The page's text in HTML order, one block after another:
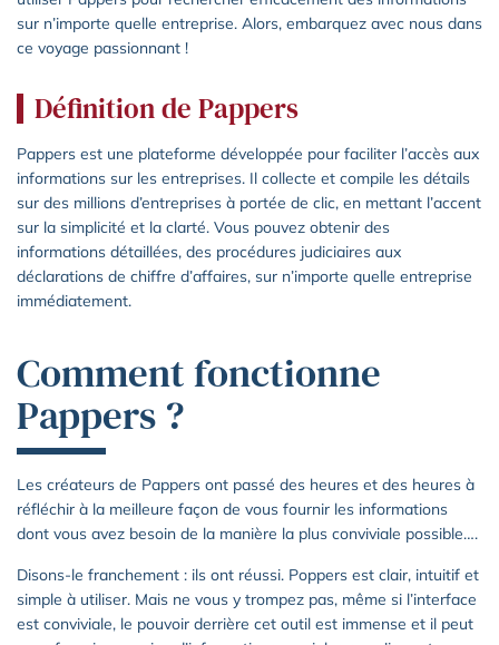
sur n’importe quelle entreprise. Alors, embarquez avec nous dans
ce voyage passionnant !
Définition de Pappers
Pappers est une plateforme développée pour faciliter l’accès aux
informations sur les entreprises. Il collecte et compile les détails
sur des millions d’entreprises à portée de clic, en mettant l’accent
sur la simplicité et la clarté. Vous pouvez obtenir des
informations détaillées, des procédures judiciaires aux
déclarations de chiffre d’affaires, sur n’importe quelle entreprise
immédiatement.
Comment fonctionne
Pappers ?
Les créateurs de Pappers ont passé des heures et des heures à
réfléchir à la meilleure façon de vous fournir les informations
dont vous avez besoin de la manière la plus conviviale possible….
Disons-le franchement : ils ont réussi. Poppers est clair, intuitif et
simple à utiliser. Mais ne vous y trompez pas, même si l’interface
est conviviale, le pouvoir derrière cet outil est immense et il peut